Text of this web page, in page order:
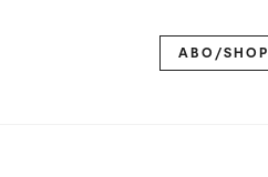
ABO/SHOP